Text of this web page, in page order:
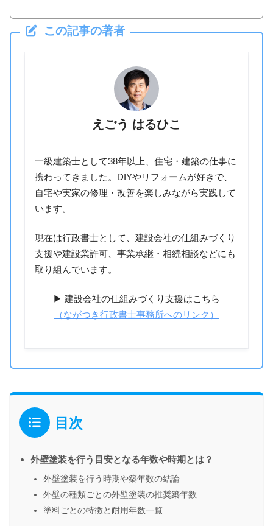
この記事の著者
えごう はるひこ
一級建築士として38年以上、住宅・建築の仕事に
携わってきました。DIYやリフォームが好きで、
自宅や実家の修理・改善を楽しみながら実践して
います。
現在は行政書士として、建設会社の仕組みづくり
支援や建設業許可、事業承継・相続相談などにも
取り組んでいます。
▶ 建設会社の仕組みづくり支援はこちら
（ながつき行政書士事務所へのリンク）
目次
外壁塗装を行う目安となる年数や時期とは？
外壁塗装を行う時期や築年数の結論
外壁の種類ごとの外壁塗装の推奨築年数
塗料ごとの特徴と耐用年数一覧